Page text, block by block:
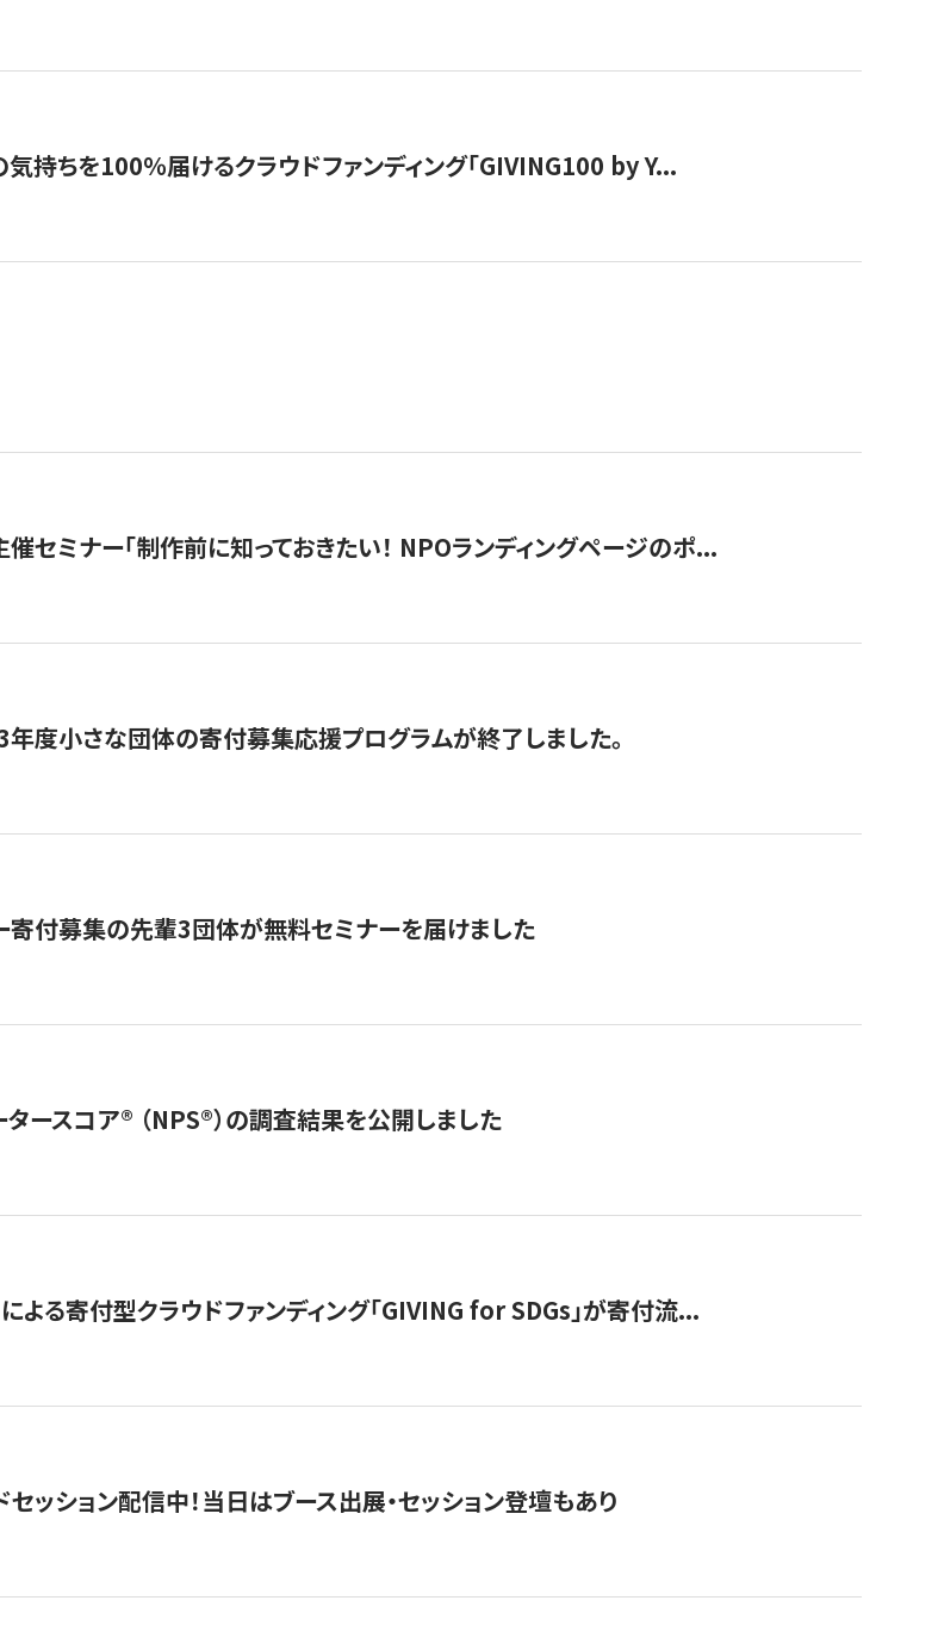
気持ちを100％届けるクラウドファンディング「GIVING100 by Y...
催セミナー「制作前に知っておきたい！ NPOランディングページのポ...
年度小さな団体の寄付募集応援プログラムが終了しました。
寄付募集の先輩3団体が無料セミナーを届けました
ースコア®︎ （NPS®︎）の調査結果を公開しました
よる寄付型クラウドファンディング「GIVING for SDGs」が寄付流...
ッション配信中！当日はブース出展・セッション登壇もあり